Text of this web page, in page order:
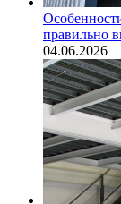
правильно
04.06.2026